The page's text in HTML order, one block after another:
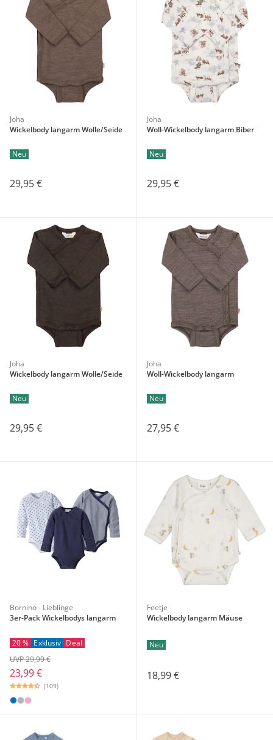
Joha
Wickelbody langarm Wolle/Seide
Neu
29,95 €
Joha
Woll-Wickelbody langarm Biber
Neu
29,95 €
Joha
Wickelbody langarm Wolle/Seide
Neu
29,95 €
Joha
Woll-Wickelbody langarm
Neu
27,95 €
Bornino - Lieblinge
3er-Pack Wickelbodys langarm
20 % Exklusiv Deal
23,99 €
UVP 29,99 €
(109)
Feetje
Wickelbody langarm Mäuse
Neu
18,99 €